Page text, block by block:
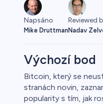
Napsáno
Mike Druttman
Reviewed
Nadav
Výchozí bod
Bitcoin, který se
stranách novin,
popularity s tím, jak